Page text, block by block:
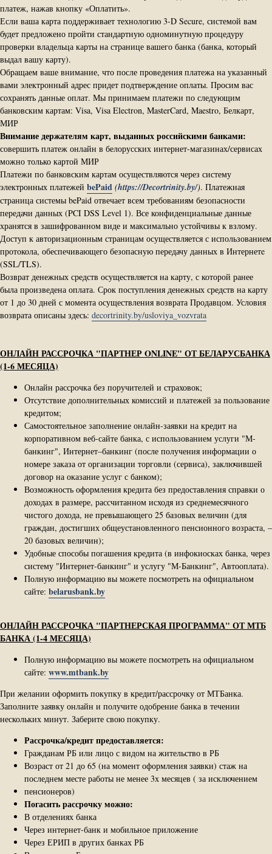
платеж, нажав кнопку «Оплатить».
Если ваша карта поддерживает технологию 3-D Secure, системой вам
будет предложено пройти стандартную одноминутную процедуру
проверки владельца карты на странице вашего банка (банка, который
выдал вашу карту).
Обращаем ваше внимание, что после проведения платежа на указанный
вами электронный адрес придет подтверждение оплаты. Просим вас
сохранять данные оплат. Мы принимаем платежи по следующим
банковским картам: Visa, Visa Electron, MasterCard, Maestro, Белкарт,
МИР
Внимание держателям карт, выданных российскими банками:
совершить платеж онлайн в белорусских интернет-магазинах/сервисах
можно только картой МИР
Платежи по банковским картам осуществляются через систему
электронных платежей bePaid (https://Decortrinity.by/). Платежная
страница системы bePaid отвечает всем требованиям безопасности
передачи данных (PCI DSS Level 1). Все конфиденциальные данные
хранятся в зашифрованном виде и максимально устойчивы к взлому.
Доступ к авторизационным страницам осуществляется с использованием
протокола, обеспечивающего безопасную передачу данных в Интернетe
(SSL/TLS).
Возврат денежных средств осуществляется на карту, с которой ранее
была произведена оплата. Срок поступления денежных средств на карту
от 1 до 30 дней с момента осуществления возврата Продавцом. Условия
возврата описаны здесь: decortrinity.by/usloviya_vozvrata
ОНЛАЙН РАССРОЧКА "ПАРТНЕР ONLINE" ОТ БЕЛАРУСБАНКА
(1-6 МЕСЯЦА)
Онлайн рассрочка без поручителей и страховок;
Отсутствие дополнительных комиссий и платежей за пользование
кредитом;
Самостоятельное заполнение онлайн-заявки на кредит на
корпоративном веб-сайте банка, с использованием услуги "М-
банкинг", Интернет–банкинг (после получения информации о
номере заказа от организации торговли (сервиса), заключившей
договор на оказание услуг с банком);
Возможность оформления кредита без предоставления справки о
доходах в размере, рассчитанном исходя из среднемесячного
чистого дохода, не превышающего 25 базовых величин (для
граждан, достигших общеустановленного пенсионного возраста, –
20 базовых величин);
Удобные способы погашения кредита (в инфокиосках банка, через
систему "Интернет-банкинг" и услугу "М-Банкинг", Автооплата).
Полную информацию вы можете посмотреть на официальном
сайте: belarusbank.by
ОНЛАЙН РАССРОЧКА "ПАРТНЕРСКАЯ ПРОГРАММА" ОТ МТБ
БАНКА (1-4 МЕСЯЦА)
Полную информацию вы можете посмотреть на официальном
сайте: www.mtbank.by
При желании оформить покупку в кредит/рассрочку от МТБанка.
Заполните заявку онлайн и получите одобрение банка в течении
нескольких минут. Заберите свою покупку.
Рассрочка/кредит предоставляется:
Гражданам РБ или лицо с видом на жительство в РБ
Возраст от 21 до 65 (на момент оформления заявки) стаж на
последнем месте работы не менее 3х месяцев ( за исключением
пенсионеров)
Погасить рассрочку можно:
В отделениях банка
Через интернет-банк и мобильное приложение
Через ЕРИП в других банках РБ